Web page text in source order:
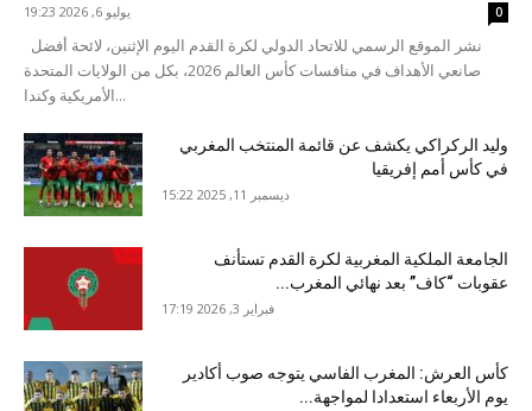
يوليو 6, 2026 19:23 0
صانعي الأهداف في منافسات كأس العالم 2026، بكل من الولايات المتحدة
الأمريكية وكندا...
وليد الركراكي يكشف عن قائمة المنتخب المغربي
في كأس أمم إفريقيا
ديسمبر 11, 2025 15:22
الجامعة الملكية المغربية لكرة القدم تستأنف
عقوبات “كاف” بعد نهائي المغرب...
فبراير 3, 2026 17:19
كأس العرش: المغرب الفاسي يتوجه صوب أكادير
يوم الأربعاء استعدادا لمواجهة...